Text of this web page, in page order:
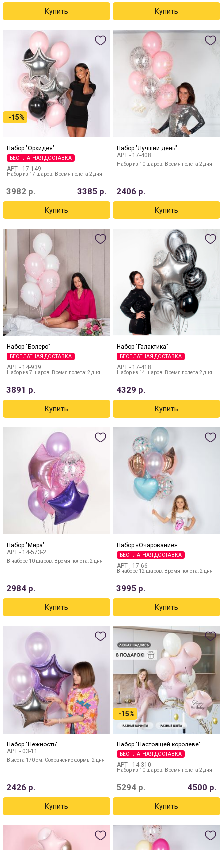
-15%
Набор "Орхидея"
БЕСПЛАТНАЯ ДОСТАВКА
АРТ - 17-149
Набор из 17 шаров. Время полета 2 дня
3982р. 3385 р.
Набор "Лучший день"
АРТ - 17-408
Набор из 10 шаров. Время полета 2 дня
2406 р.
Набор "Болеро"
БЕСПЛАТНАЯ ДОСТАВКА
АРТ - 14-939
Набор из 7 шаров. Время полета: 2 дня
3891 р.
Набор "Галактика"
БЕСПЛАТНАЯ ДОСТАВКА
АРТ - 17-418
Набор из 14 шаров. Время полета 2 дня
4329 р.
Набор "Мира"
АРТ - 14-573-2
В наборе 10 шаров. Время полета: 2 дня
2984р.
Набор «Очарование»
БЕСПЛАТНАЯ ДОСТАВКА
АРТ - 17-66
В наборе 12 шаров. Время полета: 2 дня
3995 р.
Набор "Нежность"
АРТ - 03-11
Высота 170 см. Сохранение формы 2 дня
2426р.
-15%
Набор "Настоящей королеве"
БЕСПЛАТНАЯ ДОСТАВКА
АРТ - 14-310
Набор из 10 шаров. Время полета 2 дня
5294р. 4500 р.